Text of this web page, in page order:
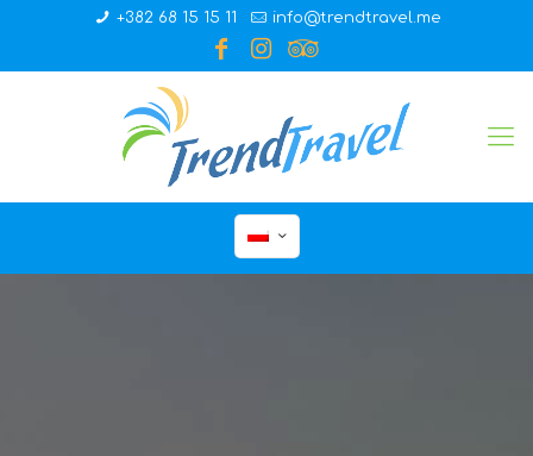
+382 68 15 15 11 info@trendtravel.me